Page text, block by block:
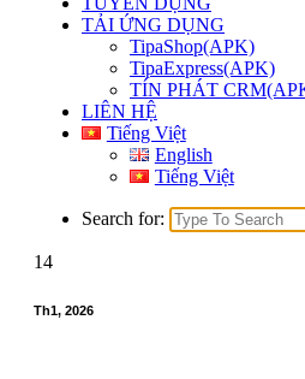
TẢI ỨNG DỤNG
TipaShop(APK)
TipaExpress(APK)
TÍN PHÁT
LIÊN HỆ
Tiếng Việt
English
Tiếng Việt
Search for:
14
Th1, 2026